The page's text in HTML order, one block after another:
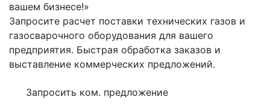
вашем бизнесе!»
Запросите расчет поставки технических газов и
газосварочного оборудования для вашего
предприятия. Быстрая обработка заказов и
выставление коммерческих предложений.
Запросить ком. предложение